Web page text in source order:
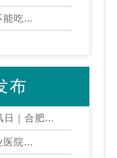
能吃...
布
日｜合肥...
医院...